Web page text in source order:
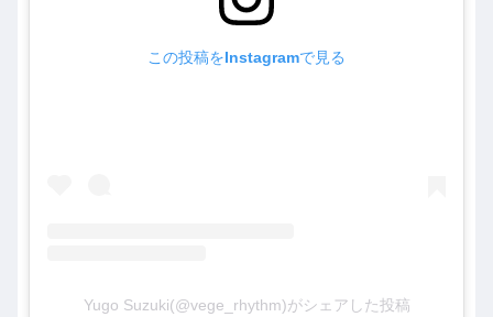
この投稿をInstagramで見る
Yugo Suzuki(@vege_rhythm)がシェアした投稿